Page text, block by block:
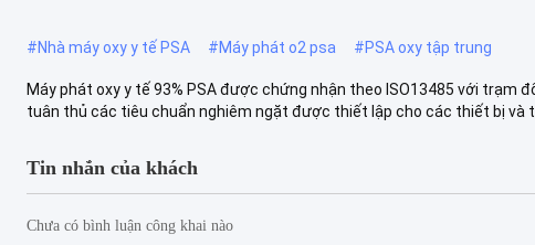
#Nhà máy oxy y tế PSA #Máy phát o2 psa #PSA oxy tập trung
Máy phát oxy y tế 93% PSA được chứng nhận theo ISO13485 với trạm
tuân thủ các tiêu chuẩn nghiêm ngặt được thiết lập cho các thiết bị và
Tin nhắn của khách
Chưa có bình luận công khai nào